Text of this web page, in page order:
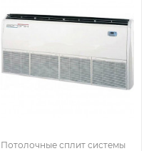
Потолочные сплит системы